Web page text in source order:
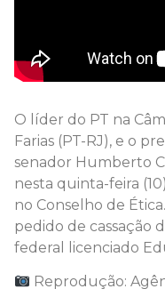
O líder do PT na
Farias (PT-RJ), e o
senador Humberto
nesta quinta-feira
no Conselho de
pedido de cassação
federal licenciado
Reprodução: